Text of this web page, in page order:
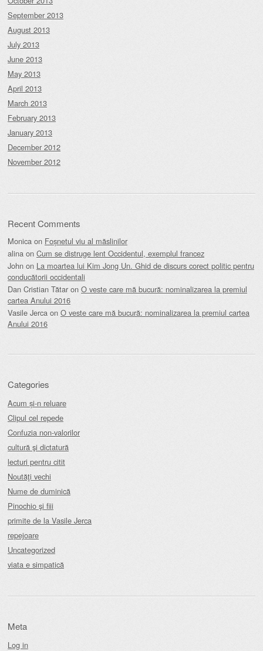
September 2013
August 2013
July 2013
June 2013
May 2013
April 2013
March 2013
February 2013
January 2013
December 2012
November 2012
Recent Comments
Monica on Foșnetul viu al măslinilor
alina on Cum se distruge lent Occidentul, exemplul francez
John on La moartea lui Kim Jong Un. Ghid de discurs corect politic pentru
conducătorii occidentali
Dan Cristian Tătar on O veste care mă bucură: nominalizarea la premiul
cartea Anului 2016
Vasile Jerca on O veste care mă bucură: nominalizarea la premiul cartea
Anului 2016
Categories
Acum și-n reluare
Clipul cel repede
Confuzia non-valorilor
cultură şi dictatură
lecturi pentru citit
Noutăţi vechi
Nume de duminică
Pinochio şi fiii
primite de la Vasile Jerca
repejoare
Uncategorized
viata e simpatică
Meta
Log in